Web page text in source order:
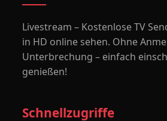
Livestream – Kostenlose TV
in HD online sehen. Ohne
Unterbrechung – einfach
genießen!
Schnellzugriffe